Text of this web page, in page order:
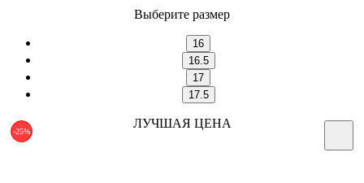
Выберите размер
16
16.5
17
17.5
-25%
ЛУЧШАЯ ЦЕНА